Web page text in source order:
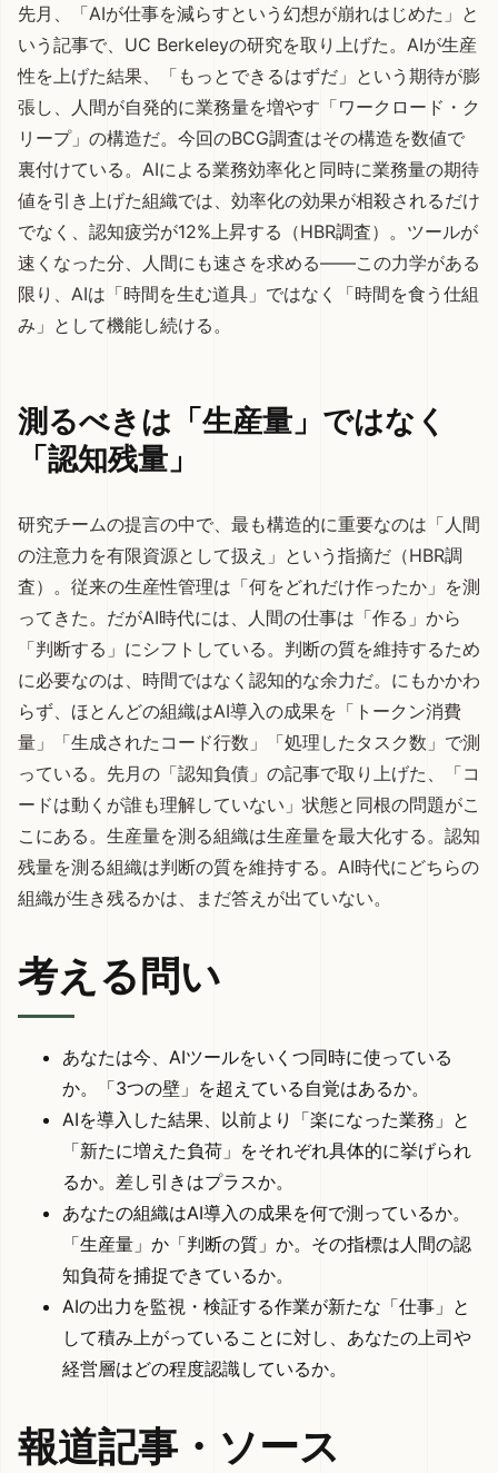
先月、
「AIが仕事を減らすという幻想が崩れはじめた」と
いう記事で、UC Berkeleyの研究を取り上げた。AIが生産
性を上げた結果、「もっとできるはずだ」という期待が膨
張し、人間が自発的に業務量を増やす「ワークロード・ク
リープ」の構造だ。今回のBCG調査はその構造を数値で
裏付けている。AIによる業務効率化と同時に業務量の期待
値を引き上げた組織では、効率化の効果が相殺されるだけ
でなく、認知疲労が12%上昇する（HBR調査）。ツールが
速くなった分、人間にも速さを求める——この力学がある
限り、AIは「時間を生む道具」ではなく「時間を食う仕組
み」として機能し続ける。
測るべきは「生産量」ではなく
「認知残量」
研究チームの提言の中で、最も構造的に重要なのは「人間
の注意力を有限資源として扱え」という指摘だ（HBR調
査）。従来の生産性管理は「何をどれだけ作ったか」を測
ってきた。だがAI時代には、人間の仕事は「作る」から
「判断する」にシフトしている。判断の質を維持するため
に必要なのは、時間ではなく認知的な余力だ。にもかかわ
らず、ほとんどの組織はAI導入の成果を「トークン消費
量」「生成されたコード行数」「処理したタスク数」で測
っている。 先月の「認知負債」の記事で取り上げた、「コ
ードは動くが誰も理解していない」状態と同根の問題がこ
こにある。生産量を測る組織は生産量を最大化する。認知
残量を測る組織は判断の質を維持する。AI時代にどちらの
組織が生き残るかは、まだ答えが出ていない。
考える問い
あなたは今、AIツールをいくつ同時に使っている
か。「3つの壁」を超えている自覚はあるか。
AIを導入した結果、以前より「楽になった業務」と
「新たに増えた負荷」をそれぞれ具体的に挙げられ
るか。差し引きはプラスか。
あなたの組織はAI導入の成果を何で測っているか。
「生産量」か「判断の質」か。その指標は人間の認
知負荷を捕捉できているか。
AIの出力を監視・検証する作業が新たな「仕事」と
して積み上がっていることに対し、あなたの上司や
経営層はどの程度認識しているか。
報道記事・ソース